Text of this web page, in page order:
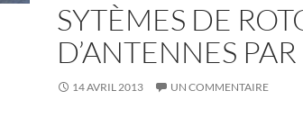
SYTÈMES DE
D’ANTENNES
14 AVRIL 2013 UN COMMENTAIRE